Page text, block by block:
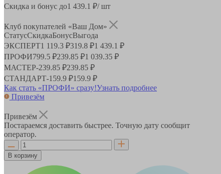
Скидка и бонус до1 439.1 ₽/ шт
Клуб покупателей «Ваш Дом»
СтатусСкидкаБонусВыгода
ЭКСПЕРТ1 119.3 ₽319.8 ₽1 439.1 ₽
ПРОФИ799.5 ₽239.85 ₽1 039.35 ₽
МАСТЕР-239.85 ₽239.85 ₽
СТАНДАРТ-159.9 ₽159.9 ₽
Как стать «ПРОФИ» сразу!Узнать подробнее
Привезём
Привезём
Постараемся доставить быстрее. Точную дату сообщит
оператор.
В корзину